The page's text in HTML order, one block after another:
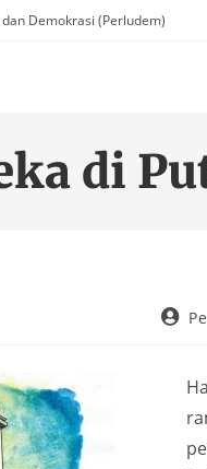
Demokrasi (Perludem)
di